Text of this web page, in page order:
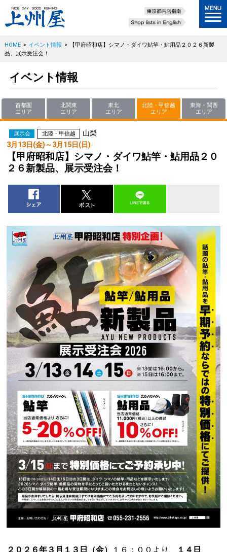
HOME > イベント情報 >
【甲府昭和店】シマノ・ダイワ鮎竿・鮎用品２０２６新製
品、展示受注会！
イベント情報
首都圏
エリア
北関東
エリア
東北
エリア
北陸・甲信越
エリア
東海・関西
エリア
展示会 北陸・甲信越
山梨
3月13日(金)～3月15日(日)
【甲府昭和店】シマノ・ダイワ鮎竿・鮎用品２０
２６新製品、展示受注会！
２０２６年３月１３日（金） １６：００より、
１４日